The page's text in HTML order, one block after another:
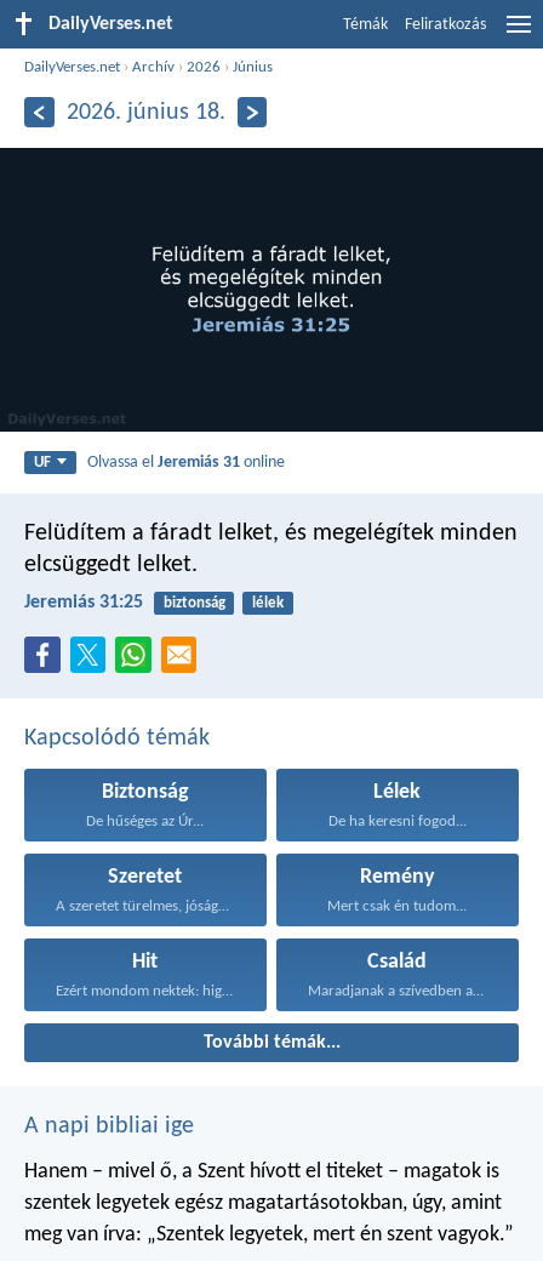
DailyVerses.net Témák Feliratkozás
DailyVerses.net ›Archív ›2026 ›Június
2026. június 18.
UF Olvassa elJeremiás 31 online
Felüdítem a fáradt lelket, és megelégítek minden
elcsüggedt lelket.
Jeremiás 31:25 biztonság lélek
Kapcsolódó témák
Biztonság
De hűséges az Úr...
Lélek
De ha keresni fogod...
Szeretet
A szeretet türelmes, jóságos...
Remény
Mert csak én tudom...
Hit
Ezért mondom nektek: higgyétek...
Család
Maradjanak a szívedben azok...
További témák...
A napi bibliai ige
Hanem – mivel ő, a Szent hívott el titeket – magatok is
szentek legyetek egész magatartásotokban, úgy, amint
meg van írva: „Szentek legyetek, mert én szent vagyok.”